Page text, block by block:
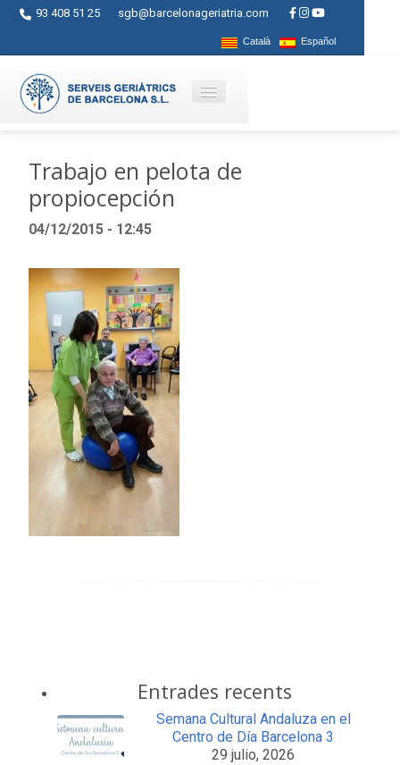
93 408 51 25 sgb@barcelonageriatria.com
Català Español
Servicios
Actividades
Centros
Ayudas
Contacto
Blog
Trabajo en pelota de
propiocepción
04/12/2015 - 12:45
Entrades recents
Semana Cultural Andaluza en el
Centro de Día Barcelona 3
29 julio, 2026